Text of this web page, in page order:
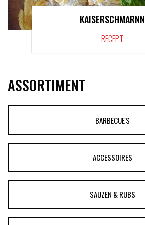
KAISERSCHMARNN
RECEPT
ASSORTIMENT
BARBECUE'S
ACCESSOIRES
SAUZEN & RUBS